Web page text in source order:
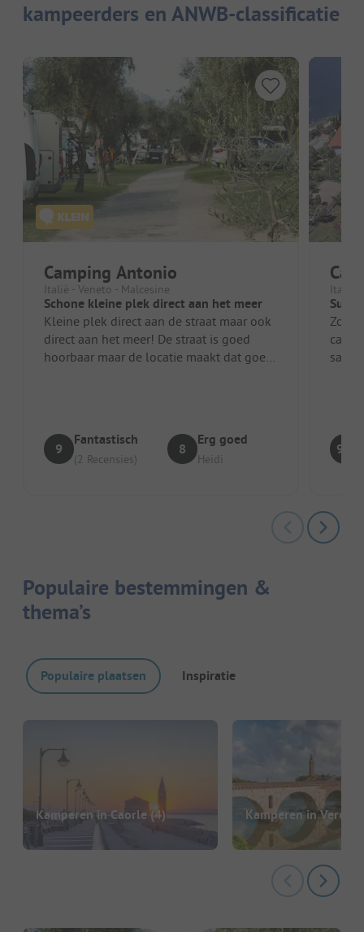
kampeerders en ANWB-classificatie
Camping Antonio
Italië - Veneto - Malcesine
Schone kleine plek direct aan het meer
Kleine plek direct aan de straat maar ook
direct aan het meer! De straat is goed
hoorbaar maar de locatie maakt dat goed!
9
Fantastisch
(2 Recensies)
8
Erg goed
Heidi
Italië
9.1
Populaire bestemmingen &
thema’s
Populaire plaatsen Inspiratie
Kamperen in Caorle(4) Kamperen in Verona